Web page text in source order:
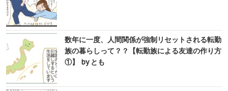
数年に一度、人間関係が強制リセットされる転勤
族の暮らしって？？【転勤族による友達の作り方
①】 by とも